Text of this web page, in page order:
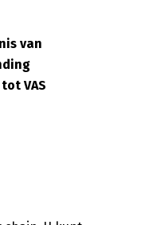
van
VAS